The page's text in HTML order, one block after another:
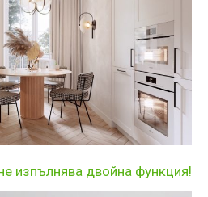
изпълнява двойна функция!